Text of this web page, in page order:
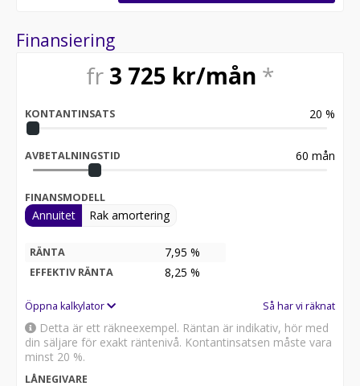
Finansiering
fr 3 725 kr/mån *
KONTANTINSATS 20 %
AVBETALNINGSTID 60 mån
FINANSMODELL
Annuitet Rak amortering
RÄNTA 7,95 %
EFFEKTIV RÄNTA 8,25 %
Öppna kalkylator Så har vi räknat
Detta är ett räkneexempel. Räntan är indikativ, hör med
din säljare för exakt räntenivå. Kontantinsatsen måste vara
minst 20 %.
LÅNEGIVARE